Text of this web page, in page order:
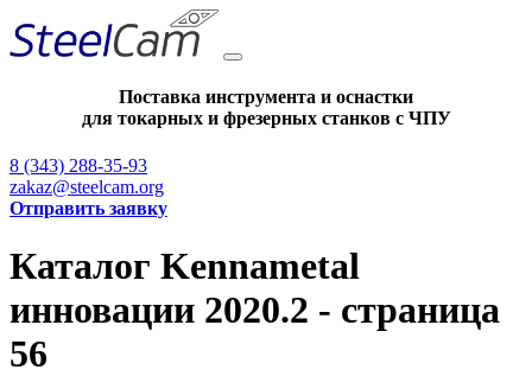
Поставка инструмента и оснастки
для токарных и фрезерных станков с ЧПУ
8 (343) 288-35-93
zakaz@steelcam.org
Отправить заявку
Каталог Kennametal
инновации 2020.2 - страница
56